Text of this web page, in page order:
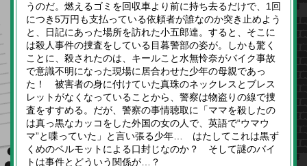
うのだ。燃えるゴミを回収車より前に持ち去るだけで、1回
につき5万円も支払っている依頼者が誰なのか突き止めよう
と、日記にあった場所を訪れた小五郎達。すると、そこに
は殺人事件の捜査をしている目暮警部の姿が。しかも驚く
ことに、殺されたのは、キールこと水無怜奈がバイク事故
で意識不明になった現場に居合わせた少年の母親であっ
た！ 被害者の身に付けていた真珠のネックレスとブレス
レットがなくなっていることから、警察は物盗りの線で捜
査をすすめる。だが、警察の事情聴取に「ママを殺したの
は真っ黒なカッコをした外国の女の人で、英語で“ウマウ
マ”と喋っていた」と言い張る少年… はたしてこれは黒ず
くめのベルモットによる口封じなのか？ そして謎のバイ
トは事件とどういう関係が…？